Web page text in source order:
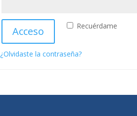
Recuérdame
Acceso
¿Olvidaste la contraseña?